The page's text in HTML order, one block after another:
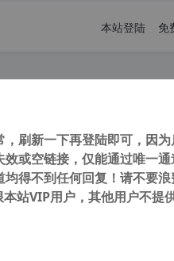
本站登陆 免
中文/英文汉化破
刷新一下再登陆即可，因为
或空链接，仅能通过唯一
均得不到任何回复！请不要
本站VIP用户，其他用户不提